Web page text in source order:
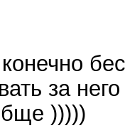
за
)))))